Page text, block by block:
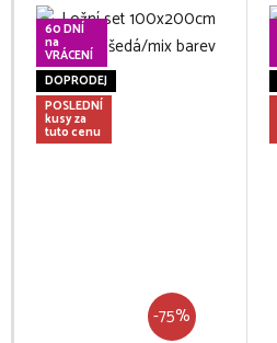
60 DNÍ
na
VRÁCENÍ
DOPRODEJ
POSLEDNÍ
kusy za
tuto cenu
-75%